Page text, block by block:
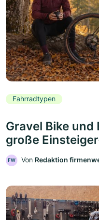
Fahrradtypen
Gravel Bike und
große
FW Von Redaktion